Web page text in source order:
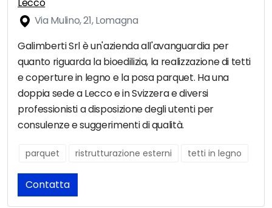
Lecco
Via Mulino, 21, Lomagna
Galimberti Srl è un'azienda all'avanguardia per
quanto riguarda la bioedilizia, la realizzazione di tetti
e coperture in legno e la posa parquet. Ha una
doppia sede a Lecco e in Svizzera e diversi
professionisti a disposizione degli utenti per
consulenze e suggerimenti di qualità.
parquet ristrutturazione esterni tetti in legno
Contatta